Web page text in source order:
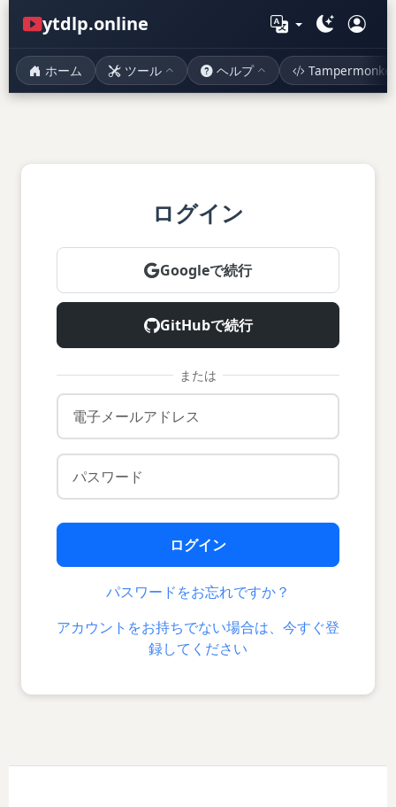
ytdlp.online
ホーム ツール ヘルプ
ログイン
Googleで続行
GitHubで続行
または
ログイン
パスワードをお忘れですか？
アカウントをお持ちでない場合は、今すぐ登
録してください